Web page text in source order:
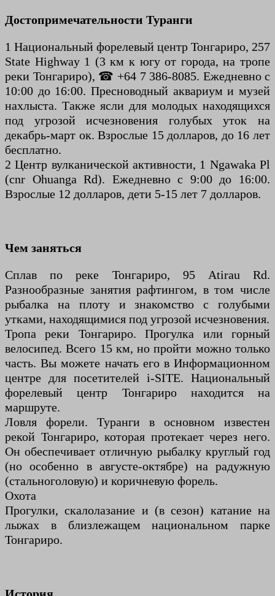
Достопримечательности Туранги
1 Национальный форелевый центр Тонгариро, 257
State Highway 1 (3 км к югу от города, на тропе
реки Тонгариро), ☎ +64 7 386-8085. Ежедневно с
10:00 до 16:00. Пресноводный аквариум и музей
нахлыста. Также ясли для молодых находящихся
под угрозой исчезновения голубых уток на
декабрь-март ок. Взрослые 15 долларов, до 16 лет
бесплатно.
2 Центр вулканической активности, 1 Ngawaka Pl
(cnr Ohuanga Rd). Ежедневно с 9:00 до 16:00.
Взрослые 12 долларов, дети 5-15 лет 7 долларов.
Чем заняться
Сплав по реке Тонгариро, 95 Atirau Rd.
Разнообразные занятия рафтингом, в том числе
рыбалка на плоту и знакомство с голубыми
утками, находящимися под угрозой исчезновения.
Тропа реки Тонгариро. Прогулка или горный
велосипед. Всего 15 км, но пройти можно только
часть. Вы можете начать его в Информационном
центре для посетителей i-SITE. Национальный
форелевый центр Тонгариро находится на
маршруте.
Ловля форели. Туранги в основном известен
рекой Тонгариро, которая протекает через него.
Он обеспечивает отличную рыбалку круглый год
(но особенно в августе-октябре) на радужную
(стальноголовую) и коричневую форель.
Охота
Прогулки, скалолазание и (в сезон) катание на
лыжах в близлежащем национальном парке
Тонгариро.